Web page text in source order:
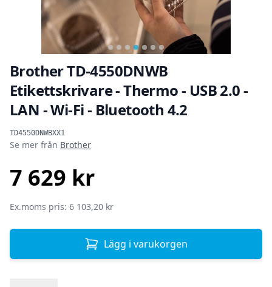
Brother TD-4550DNWB
Etikettskrivare - Thermo - USB 2.0 -
LAN - Wi-Fi - Bluetooth 4.2
TD4550DNWBXX1
Produktinformation
Se mer från Brother
7 629 kr
Ex.moms pris: 6 103,20 kr
Lägg i varukorgen